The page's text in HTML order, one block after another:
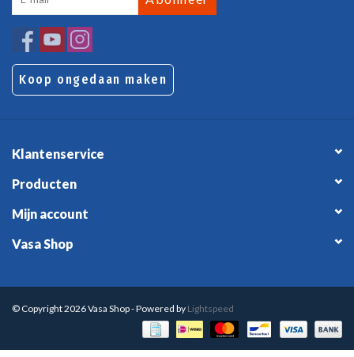
Koop ongedaan maken
Klantenservice
Producten
Mijn account
Vasa Shop
© Copyright 2026 Vasa Shop - Powered by Lightspeed